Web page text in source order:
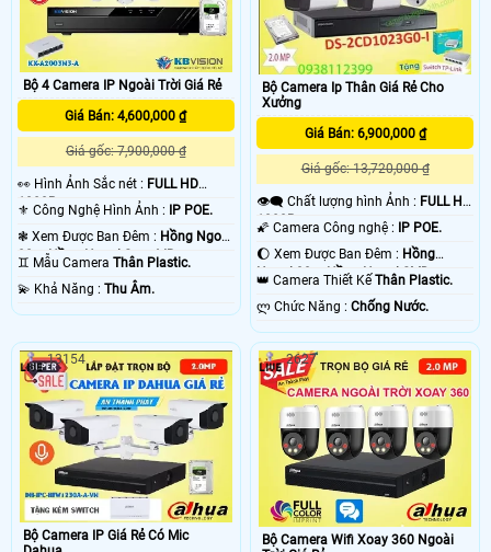
quả cao.
Bộ 4 Camera IP Ngoài Trời Giá Rẻ
Giá Bán: 4,600,000 ₫
Giá gốc: 7,900,000 ₫
️👀 Hình Ảnh Sắc nét : FULL HD
1080P .
⚜️ Công Nghệ Hình Ảnh : IP POE.
❃ Xem Được Ban Đêm : Hồng Ngoại
80m Hồng Ngoại Smart IR.
♊ Mẫu Camera Thân Plastic.
️💫 Khả Năng : Thu Âm.
Bộ Camera Ip Thân Giá Rẻ Cho
Xưởng
Giá Bán: 6,900,000 ₫
Giá gốc: 13,720,000 ₫
👁️‍🗨 Chất lượng hình Ảnh : FULL HD
1080P .
🌠 Camera Công nghệ :
IP POE.
🌔 Xem Được Ban Đêm : Hồng
Ngoại 30m Hồng Ngoại SMD.
👑 Camera Thiết KếThân Plastic.
️ლ Chức Năng :Chống Nước.
Bộ Camera IP Giá Rẻ Có Mic
13154
Bộ Camera Wifi Xoay 360 Ngoài
2627